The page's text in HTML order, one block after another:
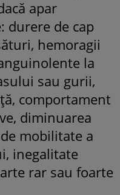
apar
durere de cap
hemoragii
la
sau gurii,
comportament
diminuarea
mobilitate a
inegalitate
rar sau foarte